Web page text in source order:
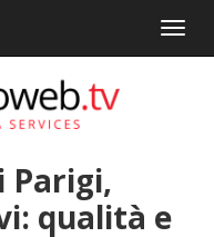
Parigi,
qualità e